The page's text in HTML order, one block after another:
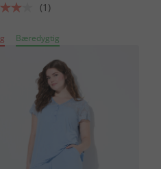
(1)
Bæredygtig